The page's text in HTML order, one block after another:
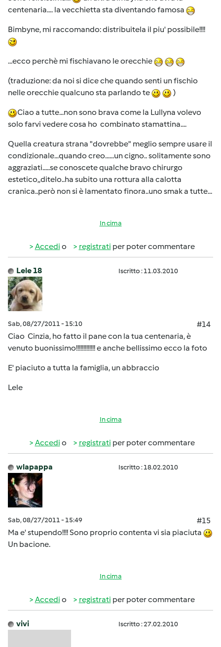
centenaria.... la vecchietta sta diventando famosa
Bimbyne, mi raccomando: distribuitela il piu' possibile!!!!
...ecco perchè mi fischiavano le orecchie
(traduzione: da noi si dice che quando senti un fischio
nelle orecchie qualcuno sta parlando te
)
Ciao a tutte...non sono brava come la Lullyna volevo
solo farvi vedere cosa ho combinato stamattina....
Quella creatura strana "dovrebbe" meglio sempre usare il
condizionale...quando creo......un cigno.. solitamente sono
aggraziati.....se conoscete qualche bravo chirurgo
estetico,,ditelo..ha subito una rottura alla calotta
cranica..però non si è lamentato finora..uno smak a tutte...
In cima
Accedi o registrati per poter commentare
Lele 18 Iscritto : 11.03.2010
Sab, 08/27/2011 - 15:10
#14
Ciao Cinzia, ho fatto il pane con la tua centenaria, è
venuto buonissimo!!!!!!!!!!!!! e anche bellissimo ecco la foto
E' piaciuto a tutta la famiglia, un abbraccio
Lele
In cima
Accedi o registrati per poter commentare
wlapappa Iscritto : 18.02.2010
Sab, 08/27/2011 - 15:49
#15
Ma e' stupendo!!!! Sono proprio contenta vi sia piaciuta
Un bacione.
In cima
Accedi o registrati per poter commentare
vivi Iscritto : 27.02.2010